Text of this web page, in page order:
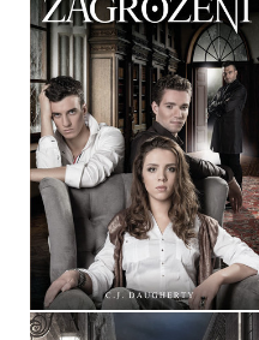
ZAGROŻENI
C.J. DAUGHERTY
OPRAWA MIĘKKA
39,90 ZŁ